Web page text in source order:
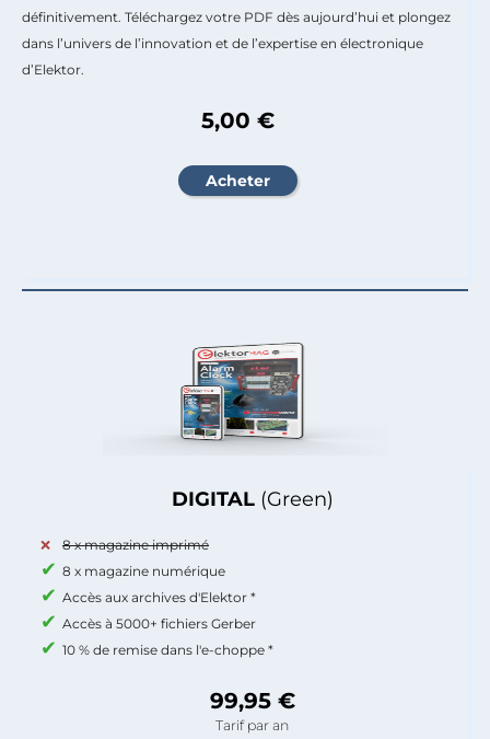
DIGITAL (Green)
8 x magazine imprimé
8 x magazine numérique
Accès aux archives d'Elektor *
Accès à 5000+ fichiers Gerber
10 % de remise dans l'e-choppe *
99,95 €
Tarif par an
définitivement. Téléchargez votre PDF dès aujourd’hui et plongez
dans l’univers de l’innovation et de l’expertise en électronique
d’Elektor.
5,00 €